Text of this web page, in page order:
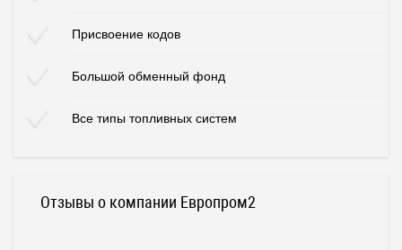
Присвоение кодов
Большой обменный фонд
Все типы топливных систем
Отзывы о компании Европром2